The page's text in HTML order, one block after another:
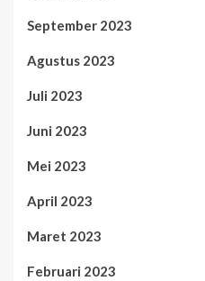
September 2023
Agustus 2023
Juli 2023
Juni 2023
Mei 2023
April 2023
Maret 2023
Februari 2023